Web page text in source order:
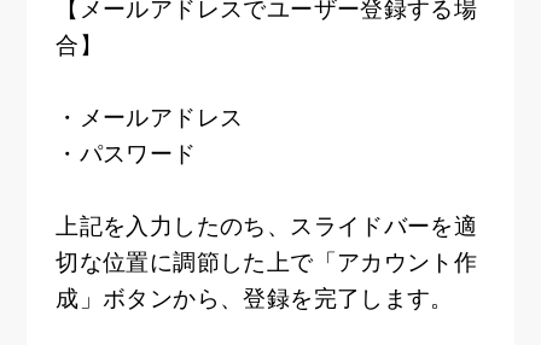
【メールアドレスでユーザー登録する場
合】
・メールアドレス
・パスワード
上記を入力したのち、スライドバーを適
切な位置に調節した上で「アカウント作
成」ボタンから、登録を完了します。